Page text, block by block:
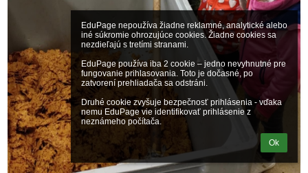
EduPage nepoužíva žiadne reklamné, analytické alebo
iné súkromie ohrozujúce cookies. Žiadne cookies sa
nezdieľajú s tretími stranami.
EduPage používa iba 2 cookie – jedno nevyhnutné pre
fungovanie prihlasovania. Toto je dočasné, po
zatvorení prehliadača sa odstráni.
Druhé cookie zvyšuje bezpečnosť prihlásenia - vďaka
nemu EduPage vie identifikovať prihlásenie z
neznámeho počítača.
Ok